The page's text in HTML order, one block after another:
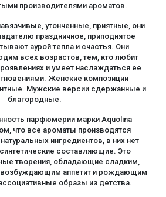
производителями ароматов.
утонченные, приятные, они
праздничное, приподнятое
аурой тепла и счастья. Они
всех возрастов, тем, кто любит
и умеет наслаждаться ее
Женские композиции
Мужские версии сдержанные и
благородные.
парфюмерии марки Aquolina
что все ароматы производятся
ингредиентов, в них нет
составляющие. Это
творения, обладающие сладким,
возбуждающим аппетит и рождающим
образы из детства.